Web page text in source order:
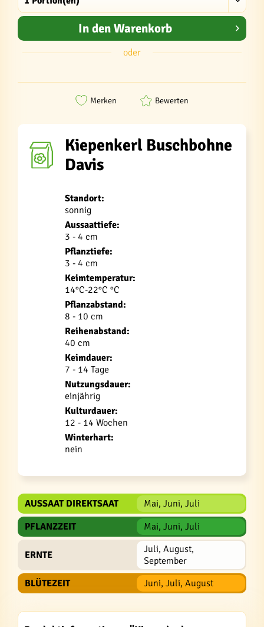
In den Warenkorb
oder
Merken Bewerten
Kiepenkerl Buschbohne
Davis
Standort:
sonnig
Aussaattiefe:
3 - 4 cm
Pflanztiefe:
3 - 4 cm
Keimtemperatur:
14°C-22°C °C
Pflanzabstand:
8 - 10 cm
Reihenabstand:
40 cm
Keimdauer:
7 - 14 Tage
Nutzungsdauer:
einjährig
Kulturdauer:
12 - 14 Wochen
Winterhart:
nein
AUSSAAT DIREKTSAAT
Mai, Juni, Juli
PFLANZZEIT
Mai, Juni, Juli
ERNTE
Juli, August,
September
BLÜTEZEIT
Juni, Juli, August